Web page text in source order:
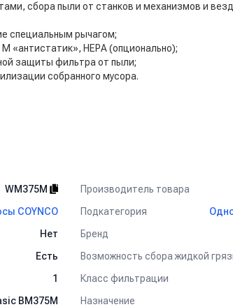
сбора пыли от станков и механизмов и
специальным рычагом;
«антистатик», НЕРА (опционально);
защиты фильтра от пыли;
собранного мусора.
WM375M Производитель товара
COYNCO Подкатегория
Нет Бренд
Есть Возможность сбора жидкой
1 Класс фильтрации
BM375M Назначение